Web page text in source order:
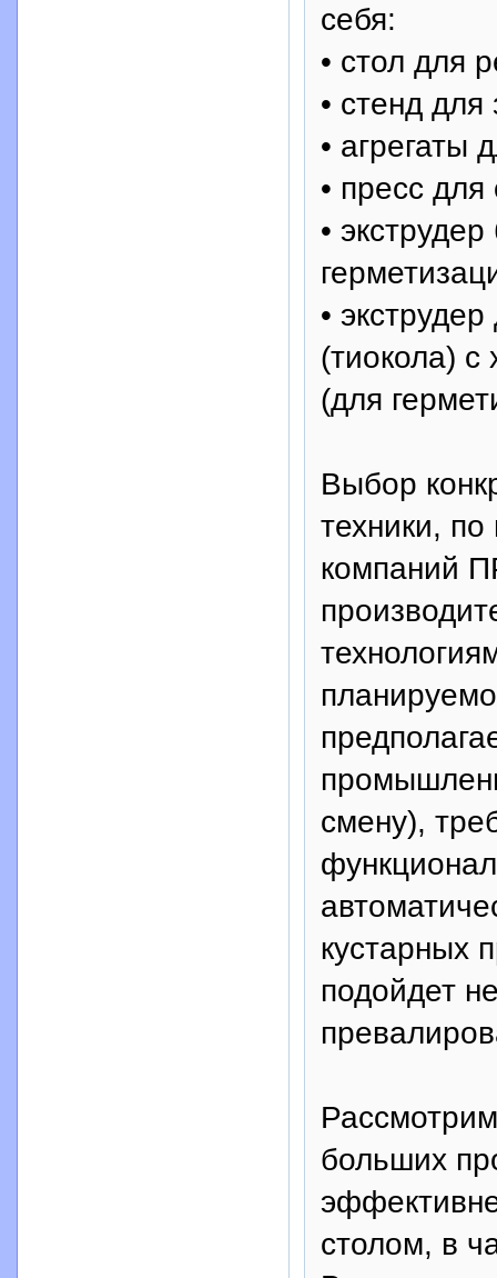
себя:
• стол для
• стенд для
• агрегаты
• пресс
•
•
(тиокола) с
(для
Выбор
техники,
компаний
смену),
кустарных
подойдет
больших
столом, в